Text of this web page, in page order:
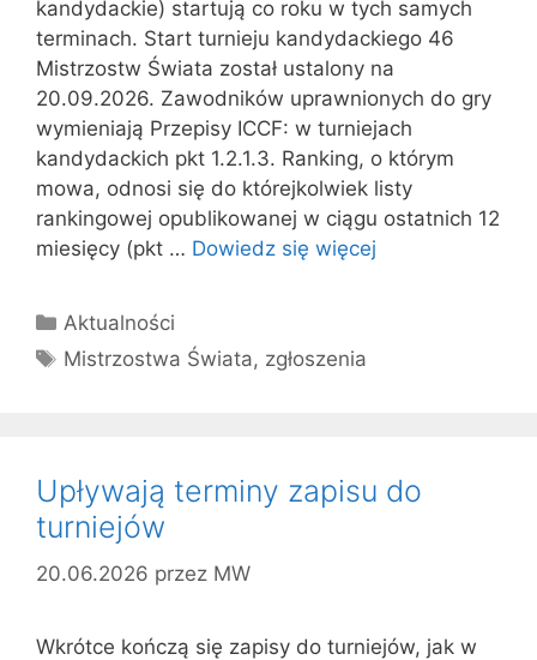
kandydackie) startują co roku w tych samych
terminach. Start turnieju kandydackiego 46
Mistrzostw Świata został ustalony na
20.09.2026. Zawodników uprawnionych do gry
wymieniają Przepisy ICCF: w turniejach
kandydackich pkt 1.2.1.3. Ranking, o którym
mowa, odnosi się do którejkolwiek listy
rankingowej opublikowanej w ciągu ostatnich 12
miesięcy (pkt … Dowiedz się więcej
Kategorie
Aktualności
Tagi
Mistrzostwa Świata, zgłoszenia
Upływają terminy zapisu do
turniejów
20.06.2026 przez MW
Wkrótce kończą się zapisy do turniejów, jak w